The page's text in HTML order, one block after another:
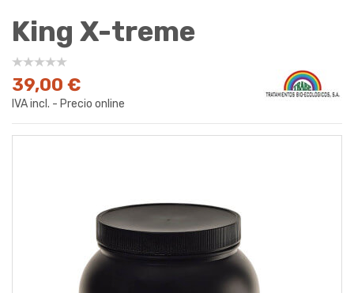
King X-treme
39,00 €
IVA incl. - Precio online